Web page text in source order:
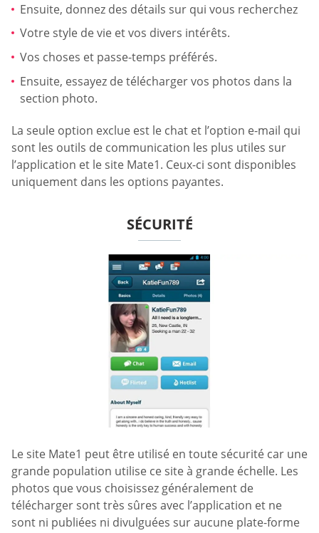
Ensuite, donnez des détails sur qui vous recherchez
Votre style de vie et vos divers intérêts.
Vos choses et passe-temps préférés.
Ensuite, essayez de télécharger vos photos dans la
section photo.
La seule option exclue est le chat et l’option e-mail qui
sont les outils de communication les plus utiles sur
l’application et le site Mate1. Ceux-ci sont disponibles
uniquement dans les options payantes.
SÉCURITÉ
Le site Mate1 peut être utilisé en toute sécurité car une
grande population utilise ce site à grande échelle. Les
photos que vous choisissez généralement de
télécharger sont très sûres avec l’application et ne
sont ni publiées ni divulguées sur aucune plate-forme